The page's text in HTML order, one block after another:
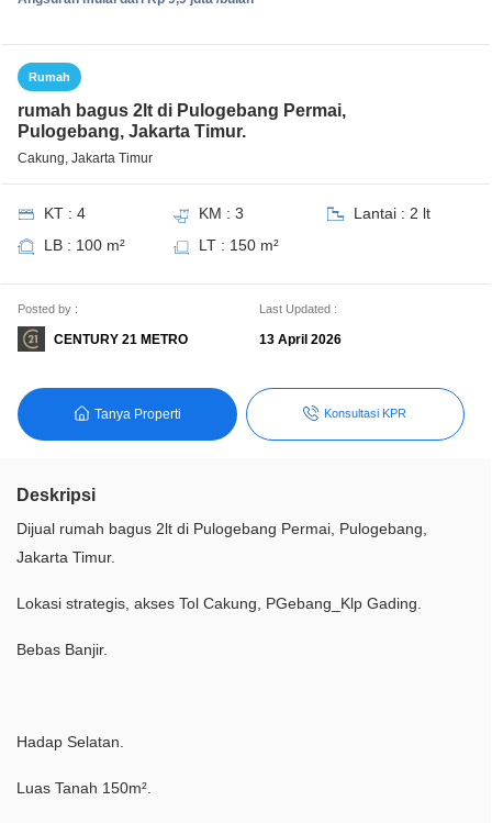
Rumah
rumah bagus 2lt di Pulogebang Permai,
Pulogebang, Jakarta Timur.
Cakung, Jakarta Timur
KT : 4 KM : 3
Lantai : 2 lt
LB : 100 m²
LT : 150 m²
Posted by :
CENTURY 21 METRO
Last Updated :
13 April 2026
Tanya Properti Konsultasi KPR
Deskripsi
Dijual rumah bagus 2lt di Pulogebang Permai, Pulogebang,
Jakarta Timur.
Lokasi strategis, akses Tol Cakung, PGebang_Klp Gading.
Bebas Banjir.
Hadap Selatan.
Luas Tanah 150m².